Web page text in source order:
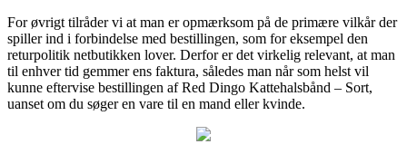
For øvrigt tilråder vi at man er opmærksom på de primære vilkår der
spiller ind i forbindelse med bestillingen, som for eksempel den
returpolitik netbutikken lover. Derfor er det virkelig relevant, at man
til enhver tid gemmer ens faktura, således man når som helst vil
kunne eftervise bestillingen af Red Dingo Kattehalsbånd – Sort,
uanset om du søger en vare til en mand eller kvinde.